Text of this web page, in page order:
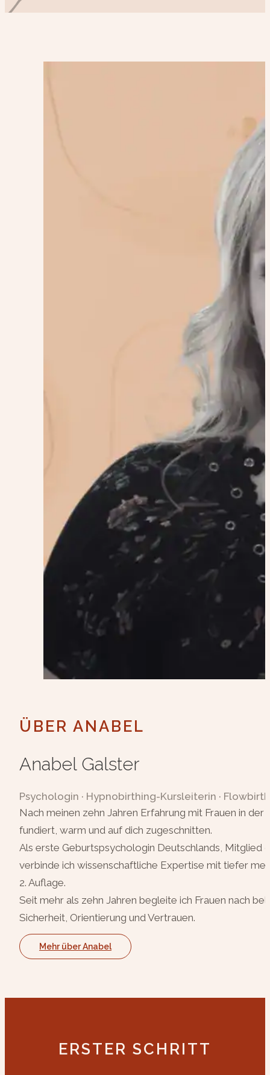
ÜBER ANABEL
Anabel Galster
Psychologin · Hypnobirthing-Kursleiterin ·
Nach meinen zehn Jahren Erfahrung mit Frauen in
fundiert, warm und auf dich zugeschnitten.
Als erste Geburtspsychologin Deutschlands, Mitglied
verbinde ich wissenschaftliche Expertise mit tiefer
2. Auflage.
Seit mehr als zehn Jahren begleite ich Frauen nach
Sicherheit, Orientierung und Vertrauen.
Mehr über Anabel
ERSTER SCHRITT